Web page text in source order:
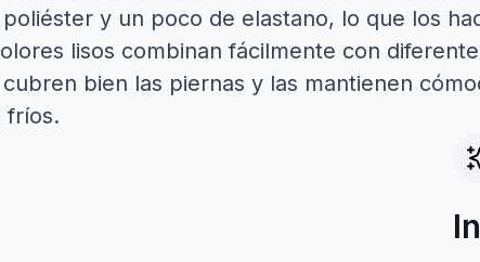
y un poco de elastano, lo que los
lisos combinan fácilmente con
bien las piernas y las mantienen
fríos.